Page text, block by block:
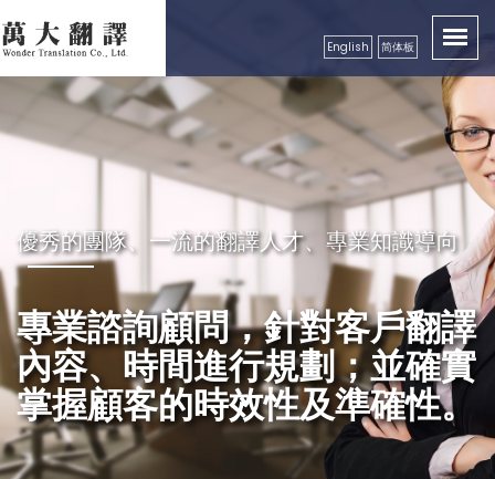
English 简体板
優秀的團隊、一流的翻譯人才、專業知識導向
專業諮詢顧問，針對客戶翻譯
內容、時間進行規劃；並確實
掌握顧客的時效性及準確性。
卓越品質服務顧客，創造出翻譯真實價值性
精益求精，配合市場需求，秉
持更好的服務理念，以真誠、
專業級高效率的服務品質回饋
更多的顧客
秉持成功的企業要領，永續經營
良好的服務及翻譯品質保證，
獲得各公、民營機構、工商團
體，學校等認可